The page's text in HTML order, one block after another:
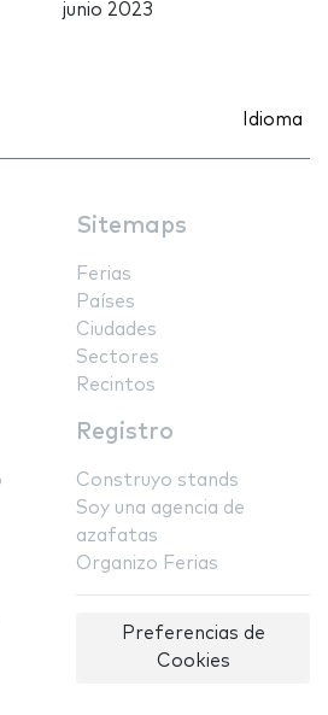
junio 2023
Idioma
Sitemaps
Ferias
Países
Ciudades
Sectores
Recintos
Registro
Construyo stands
Soy una agencia de
azafatas
Organizo Ferias
Preferencias de
Cookies